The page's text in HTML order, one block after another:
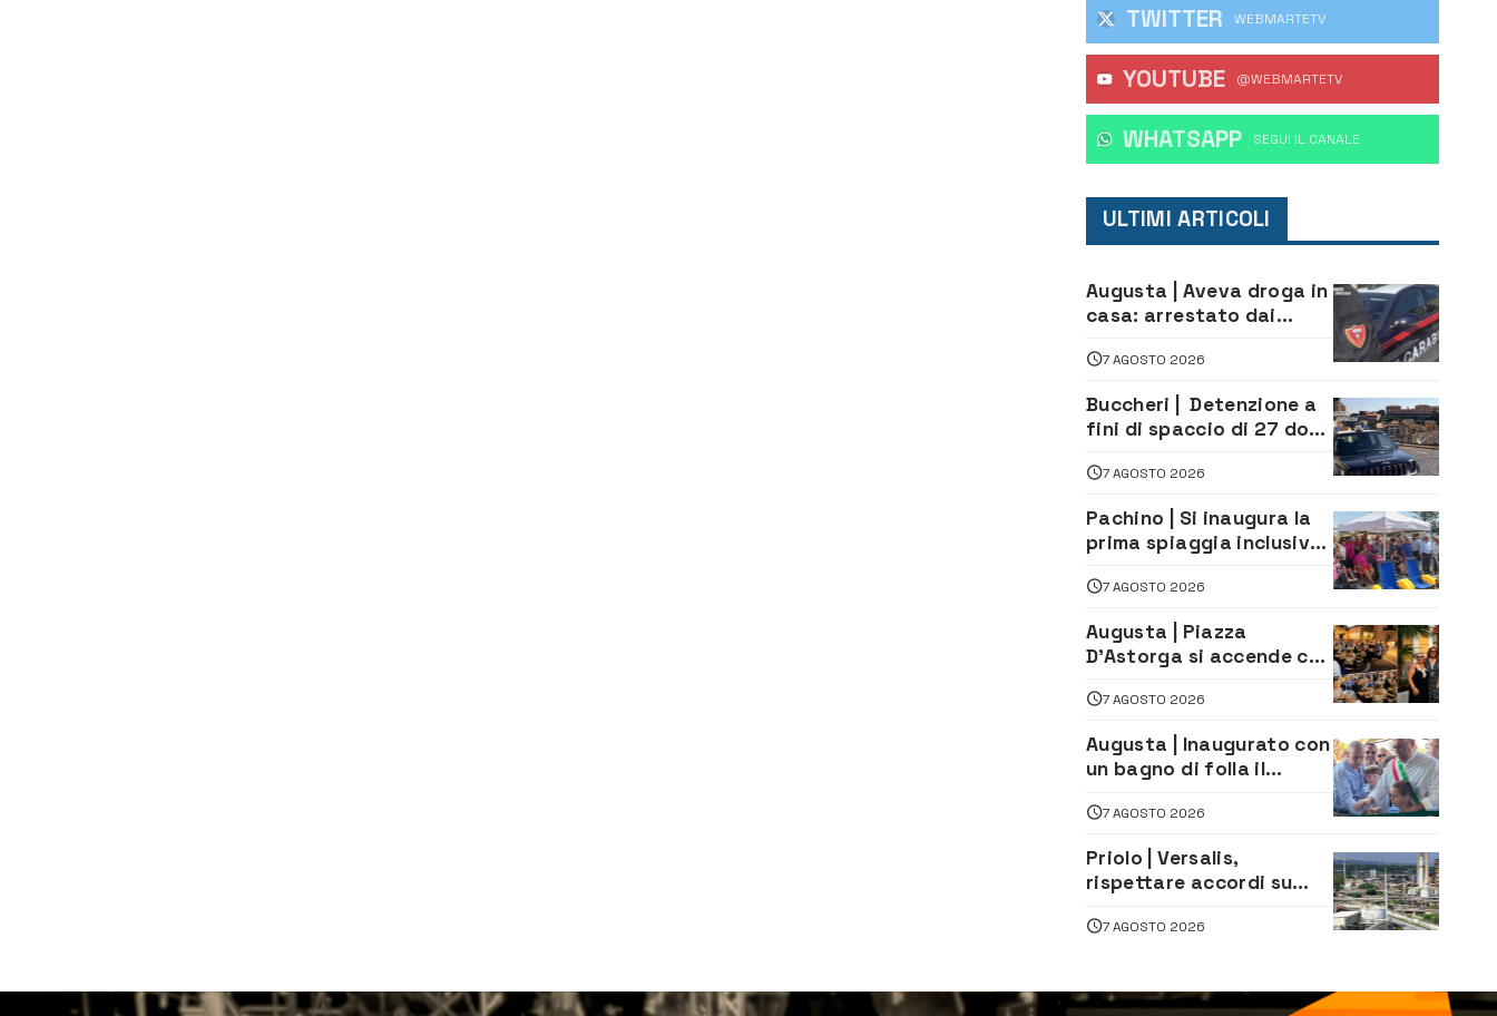
TWITTER WEBMARTETV
YOUTUBE @WEBMARTETV
WHATSAPP ‎SEGUI IL CANALE
ULTIMI ARTICOLI
Augusta | Aveva droga in
casa: arrestato dai
7 AGOSTO 2026
Buccheri | Detenzione a
fini di spaccio di 27 dosi
20enni
7 AGOSTO 2026
Pachino | Si inaugura la
prima spiaggia inclusiva
assistenza e prevenzione
aperte a tutti
7 AGOSTO 2026
Augusta | Piazza
D’Astorga si accende con
Burraco “Sotto le Stelle”
7 AGOSTO 2026
Augusta | Inaugurato con
un bagno di folla il
Moro
7 AGOSTO 2026
Priolo | Versalis,
rispettare accordi su
lavoro. Il sindaco scrive
7 AGOSTO 2026